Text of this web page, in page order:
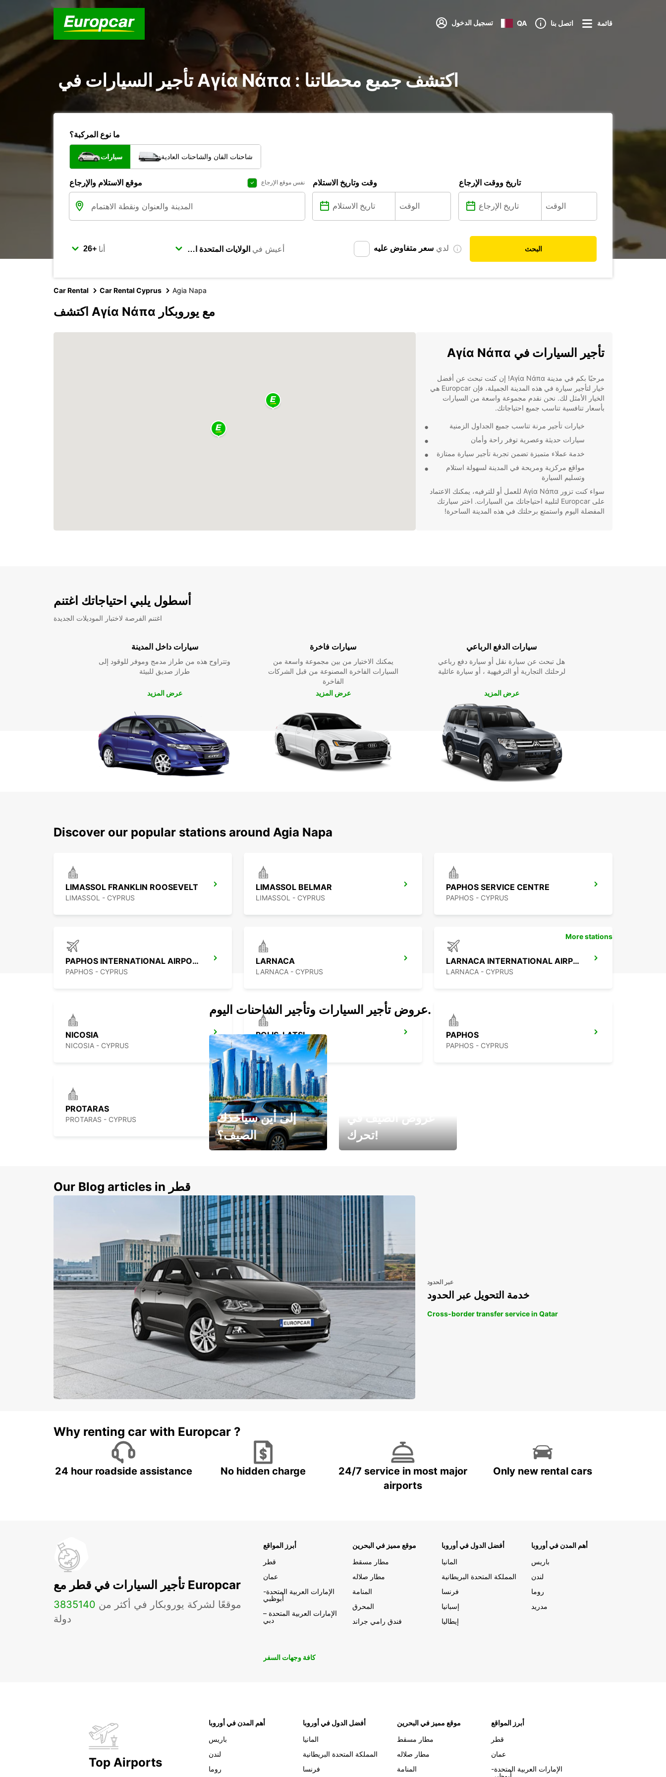
تسجيل الدخول QA اتصل بنا قائمة
تأجير السيارات في Αγία Νάπα : اكتشف جميع محطاتنا
ما نوع المركبة؟
سيارات شاحنات الفان والشاحنات العادية
موقع الاستلام والإرجاع نفس موقع الإرجاع وقت وتاريخ الاستلام تاريخ ووقت الإرجاع
أنا أعيش في لدي سعر متفاوض عليه البحث
Car Rental Car Rental Cyprus Agia Napa
اكتشف Αγία Νάπα مع يوروبكار
تأجير السيارات في Αγία Νάπα
مرحبًا بكم في مدينة Αγία Νάπα! إن كنت تبحث عن أفضل
خيار لتأجير سيارة في هذه المدينة الجميلة، فإن Europcar هي
الخيار الأمثل لك. نحن نقدم مجموعة واسعة من السيارات
بأسعار تنافسية تناسب جميع احتياجاتك.
خيارات تأجير مرنة تناسب جميع الجداول الزمنية
سيارات حديثة وعصرية توفر راحة وأمان
خدمة عملاء متميزة تضمن تجربة تأجير سيارة ممتازة
مواقع مركزية ومريحة في المدينة لسهولة استلام
وتسليم السيارة
سواء كنت تزور Αγία Νάπα للعمل أو للترفيه، يمكنك الاعتماد
على Europcar لتلبية احتياجاتك من السيارات. اختر سيارتك
المفضلة اليوم واستمتع برحلتك في هذه المدينة الساحرة!
أسطول يلبي احتياجاتك اغتنم
اغتنم الفرصة لاختبار الموديلات الجديدة
سيارات داخل المدينة
وتتراوح هذه من طراز مدمج وموفر للوقود إلى
طراز صديق للبيئة
عرض المزيد
سيارات فاخرة
يمكنك الاختيار من بين مجموعة واسعة من
السيارات الفاخرة المصنوعة من قبل الشركات
الفاخرة
عرض المزيد
سيارات الدفع الرباعي
هل تبحث عن سيارة نقل أو سيارة دفع رباعي
لرحلتك التجارية أو الترفيهية ، أو سيارة عائلية
عرض المزيد
Discover our popular stations around Agia Napa
LIMASSOL FRANKLIN ROOSEVELT
LIMASSOL - CYPRUS
LIMASSOL BELMAR
LIMASSOL - CYPRUS
PAPHOS SERVICE CENTRE
PAPHOS - CYPRUS
PAPHOS INTERNATIONAL AIRPORT
PAPHOS - CYPRUS
LARNACA
LARNACA - CYPRUS
LARNACA INTERNATIONAL AIRPORT
LARNACA - CYPRUS
NICOSIA
NICOSIA - CYPRUS
POLIS-LATSI
POLIS - CYPRUS
PAPHOS
PAPHOS - CYPRUS
PROTARAS
PROTARAS - CYPRUS
More stations
عروض تأجير السيارات وتأجير الشاحنات اليوم.
إلى أين سيأخذك
الصيف؟
تحرك!
Our Blog articles in قطر
عبر الحدود
خدمة التحويل عبر الحدود
Cross-border transfer service in Qatar
Why renting car with Europcar ?
24 hour roadside assistance No hidden charge
24/7 service in most major
airports
Only new rental cars
تأجير السيارات في قطر مع Europcar
3835 موقعًا لشركة يوروبكار في أكثر من 140
دولة
أبرز المواقع
قطر
عمان
الإمارات العربية المتحدة-
أبوظبي
الإمارات العربية المتحدة –
دبي
موقع مميز في البحرين
مطار مسقط
مطار صلاله
المنامة
المحرق
فندق رامي جراند
أفضل الدول في أوروبا
المانيا
المملكة المتحدة البريطانية
فرنسا
إسبانيا
إيطاليا
أهم المدن في أوروبا
باريس
لندن
روما
مدريد
كافة وجهات السفر
Top Airports
أهم المدن في أوروبا
باريس
لندن
روما
أفضل الدول في أوروبا
المانيا
المملكة المتحدة البريطانية
فرنسا
موقع مميز في البحرين
مطار مسقط
مطار صلاله
المنامة
أبرز المواقع
قطر
عمان
الإمارات العربية المتحدة-